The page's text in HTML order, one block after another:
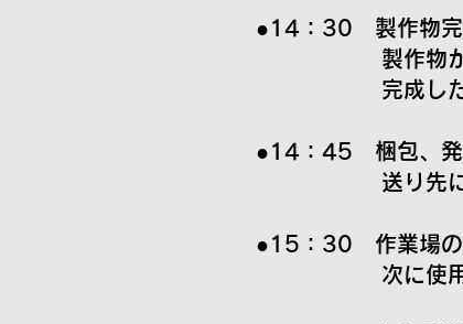
●14：30 製作物完
製作物が完成し
完成した製品に
●14：45 梱包、発
送り先に届くま
●15：30 作業場の
次に使用する時